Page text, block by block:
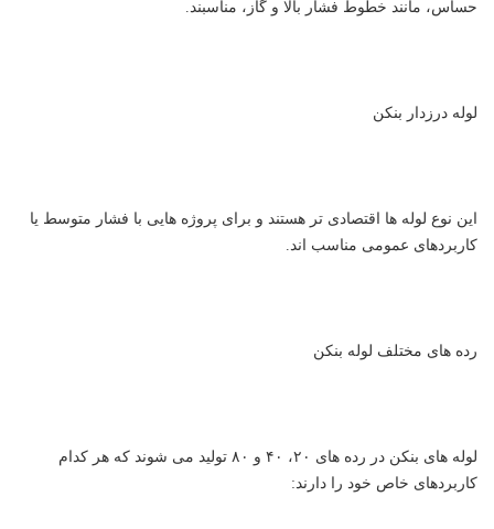
حساس، مانند خطوط فشار بالا و گاز، مناسبند.
لوله درزدار بنکن
این نوع لوله ها اقتصادی تر هستند و برای پروژه هایی با فشار متوسط یا
کاربردهای عمومی مناسب اند.
رده های مختلف لوله بنکن
لوله های بنکن در رده های ۲۰، ۴۰ و ۸۰ تولید می شوند که هر کدام
کاربردهای خاص خود را دارند: